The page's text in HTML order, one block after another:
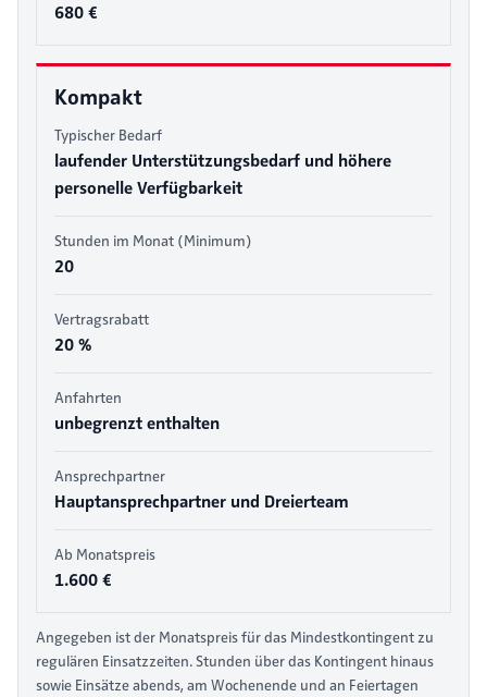
680 €
Kompakt
Typischer Bedarf
laufender Unterstützungsbedarf und höhere
personelle Verfügbarkeit
Stunden im Monat (Minimum)
20
Vertragsrabatt
20 %
Anfahrten
unbegrenzt enthalten
Ansprechpartner
Hauptansprechpartner und Dreierteam
Ab Monatspreis
1.600 €
Angegeben ist der Monatspreis für das Mindestkontingent zu
regulären Einsatzzeiten. Stunden über das Kontingent hinaus
sowie Einsätze abends, am Wochenende und an Feiertagen